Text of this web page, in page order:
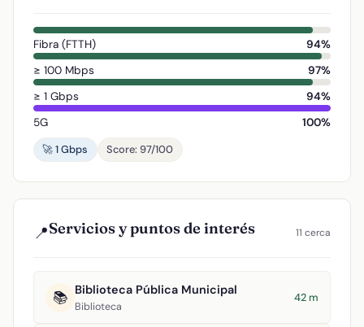
Fibra (FTTH)
94%
≥ 100 Mbps
97%
≥ 1 Gbps
94%
5G
100%
🚀 1 Gbps
Score: 97/100
📍Servicios y puntos de interés 11 cerca
📚 Biblioteca Pública Municipal
Biblioteca
42 m